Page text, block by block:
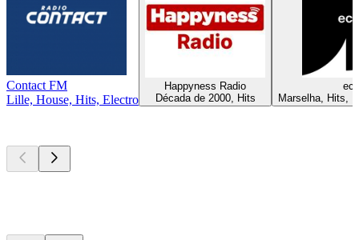
Contact FM
Lille, House, Hits, Electro
Happyness Radio
Década de 2000, Hits
Marselha, Hits,